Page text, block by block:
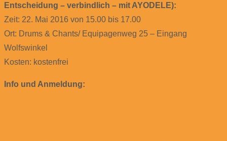
Entscheidung – verbindlich – mit AYODELE):
Zeit: 22. Mai 2016 von 15.00 bis 17.00
Ort: Drums & Chants/ Equipagenweg 25 – Eingang
Wolfswinkel
Kosten: kostenfrei
Info und Anmeldung: